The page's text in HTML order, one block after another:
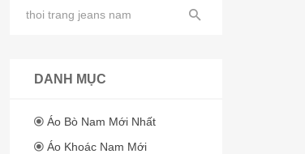
DANH MỤC
Áo Bò Nam Mới Nhất
Áo Khoác Nam Mới